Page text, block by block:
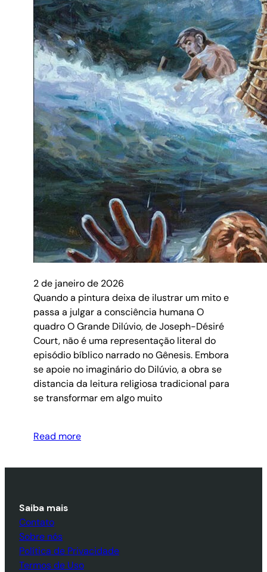
2 de janeiro de 2026
Quando a pintura deixa de ilustrar um mito e
passa a julgar a consciência humana O
quadro O Grande Dilúvio, de Joseph-Désiré
Court, não é uma representação literal do
episódio bíblico narrado no Gênesis. Embora
se apoie no imaginário do Dilúvio, a obra se
distancia da leitura religiosa tradicional para
se transformar em algo muito
Read more
Saiba mais
Contato
Sobre nós
Política de Privacidade
Termos de Uso